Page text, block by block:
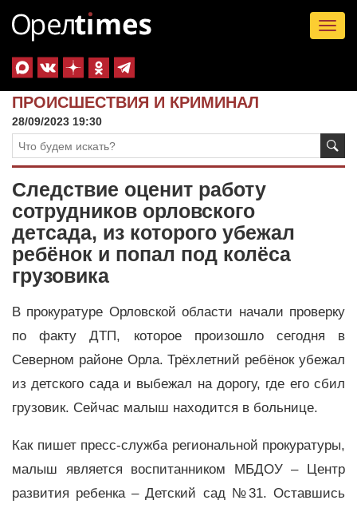
ПРОИСШЕСТВИЯ И КРИМИНАЛ
28/09/2023 19:30
Следствие оценит работу
сотрудников орловского
детсада, из которого убежал
ребёнок и попал под колёса
грузовика
В прокуратуре Орловской области начали проверку
по факту ДТП, которое произошло сегодня в
Северном районе Орла. Трёхлетний ребёнок убежал
из детского сада и выбежал на дорогу, где его сбил
грузовик. Сейчас малыш находится в больнице.
Как пишет пресс-служба региональной прокуратуры,
малыш является воспитанником МБДОУ – Центр
развития ребенка – Детский сад №31. Оставшись